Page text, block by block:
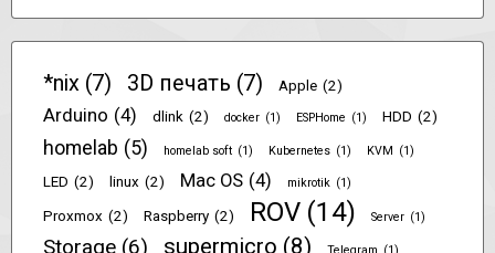
*nix (7) 3D печать (7) Apple (2)
Arduino (4) dlink (2) docker (1) ESPHome (1) HDD (2)
homelab (5) homelab soft (1) Kubernetes (1) KVM (1)
LED (2) linux (2) Mac OS (4) mikrotik (1)
Proxmox (2) Raspberry (2) ROV (14) Server (1)
Storage (6) supermicro (8)